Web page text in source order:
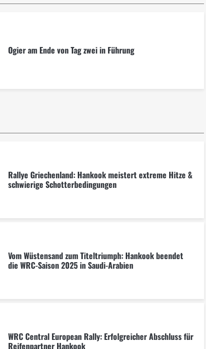
Ogier am Ende von Tag zwei in Führung
Rallye Griechenland: Hankook meistert extreme Hitze &
schwierige Schotterbedingungen
Vom Wüstensand zum Titeltriumph: Hankook beendet
die WRC-Saison 2025 in Saudi-Arabien
WRC Central European Rally: Erfolgreicher Abschluss für
Reifenpartner Hankook